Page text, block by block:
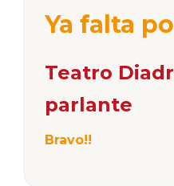
Ya falta
Teatro
parlante
Bravo!!